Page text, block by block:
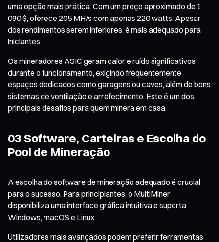
uma opção mais prática. Com um preço aproximado de 1
090 $, oferece 205 MH/s com apenas 220 watts. Apesar
dos rendimentos serem inferiores, é mais adequado para
iniciantes.
Os mineradores ASIC geram calor e ruído significativos
durante o funcionamento, exigindo frequentemente
espaços dedicados como garagens ou caves, além de bons
sistemas de ventilação e arrefecimento. Este é um dos
principais desafios para quem minera em casa.
03 Software, Carteiras e Escolha do
Pool de Mineração
A escolha do software de mineração adequado é crucial
para o sucesso. Para principiantes, o MultiMiner
disponibiliza uma interface gráfica intuitiva e suporta
Windows, macOS e Linux.
Utilizadores mais avançados podem preferir ferramentas